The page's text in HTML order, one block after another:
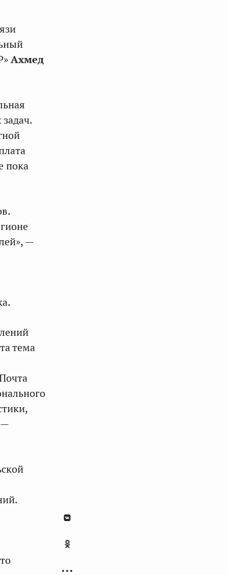
Ахмед
пока
—
тема
—